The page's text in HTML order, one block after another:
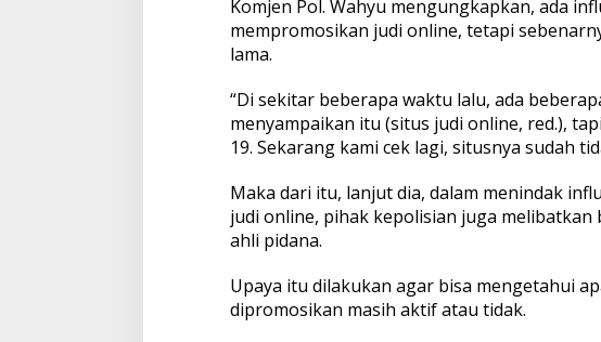
Komjen Pol. Wahyu mengungkapkan, ada
mempromosikan judi online, tetapi
lama.
“Di sekitar beberapa waktu lalu, ada
menyampaikan itu (situs judi online, red.),
19. Sekarang kami cek lagi, situsnya sudah
Maka dari itu, lanjut dia, dalam menindak
judi online, pihak kepolisian juga melibatkan
ahli pidana.
Upaya itu dilakukan agar bisa mengetahui
dipromosikan masih aktif atau tidak.